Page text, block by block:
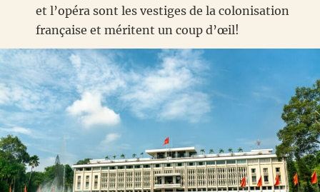
et l’opéra sont les vestiges de la colonisation
française et méritent un coup d’œil!